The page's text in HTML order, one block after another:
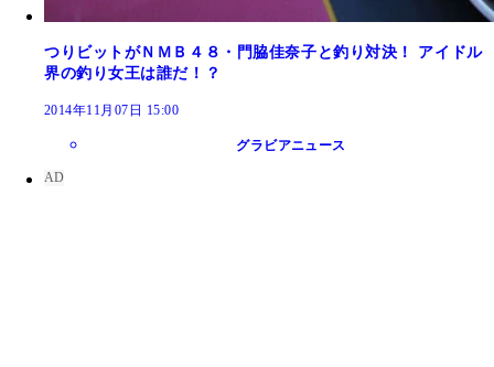
つりビットがＮＭＢ４８・門脇佳奈子と釣り対決！ アイドル
界の釣り女王は誰だ！？
2014年11月07日 15:00
グラビアニュース